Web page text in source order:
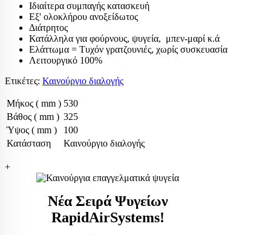
Ιδιαίτερα συμπαγής κατασκευή
Εξ' ολοκλήρου ανοξείδωτος
Διάτρητος
Κατάλληλα για φούρνους, ψυγεία, μπεν-μαρί κ.ά
Ελάττωμα = Τυχόν γρατζουνιές, χωρίς συσκευασία
Λειτουργικό 100%
Ετικέτες: Καινούργιο διαλογής
Μήκος ( mm ) 530
Βάθος ( mm ) 325
Ύψος ( mm )
100
Κατάσταση
Καινούργιο διαλογής
+
Νέα Σειρά Ψυγείων
RapidAirSystems!